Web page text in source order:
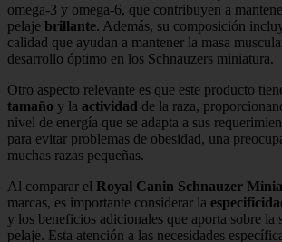
omega-3 y omega-6, que contribuyen a
pelaje brillante. Además, su composición
calidad que ayudan a mantener la masa
desarrollo óptimo en los Schnauzers miniatura.
Otro aspecto relevante es que este producto
tamaño y la actividad de la raza,
nivel de energía que se adapta a sus
para evitar problemas de obesidad, una
muchas razas pequeñas.
Al comparar el Royal Canin Schnauzer
marcas, es importante considerar la
y los beneficios adicionales que aporta sobre la
pelaje. Esta atención a las necesidades